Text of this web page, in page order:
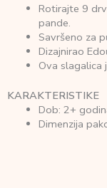
Rotirajte 9
pande.
Savršeno za
Dizajnirao
Ova
KARAKTERISTIKE
Dob: 2+
Dimenzija